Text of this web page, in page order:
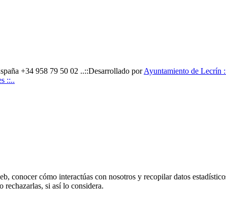
+34 958 79 50 02 ..::Desarrollado porAyuntamiento de Lecrín
::..
conocer cómo interactúas con nosotros y recopilar datos
si así lo considera.